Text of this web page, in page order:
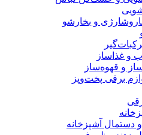
و بخارشو
و غذاساز
و قهوه‌ساز
برقی پخت‌وپز
دستمال آشپزخانه